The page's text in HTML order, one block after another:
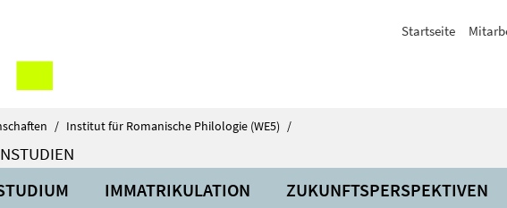
Startseite
/ Institut für Romanische Philologie (WE5) /
IMMATRIKULATION ZUKUNFTSPERSPEKTIVEN